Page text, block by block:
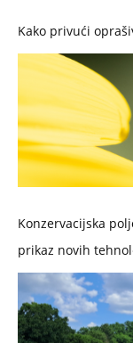
Kako privući
Konzervacijska
prikaz novih